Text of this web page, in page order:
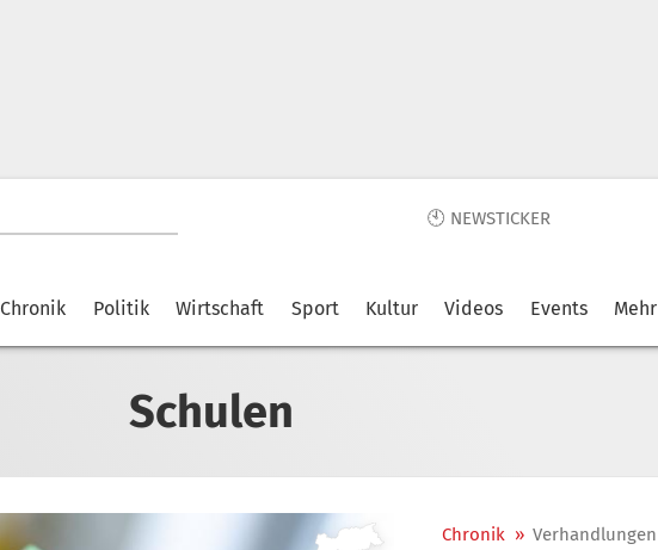
🕙 NEWSTICKER
Chronik Politik Wirtschaft Sport Kultur Videos Events Mehr
Schulen
Chronik » Verhandlungen